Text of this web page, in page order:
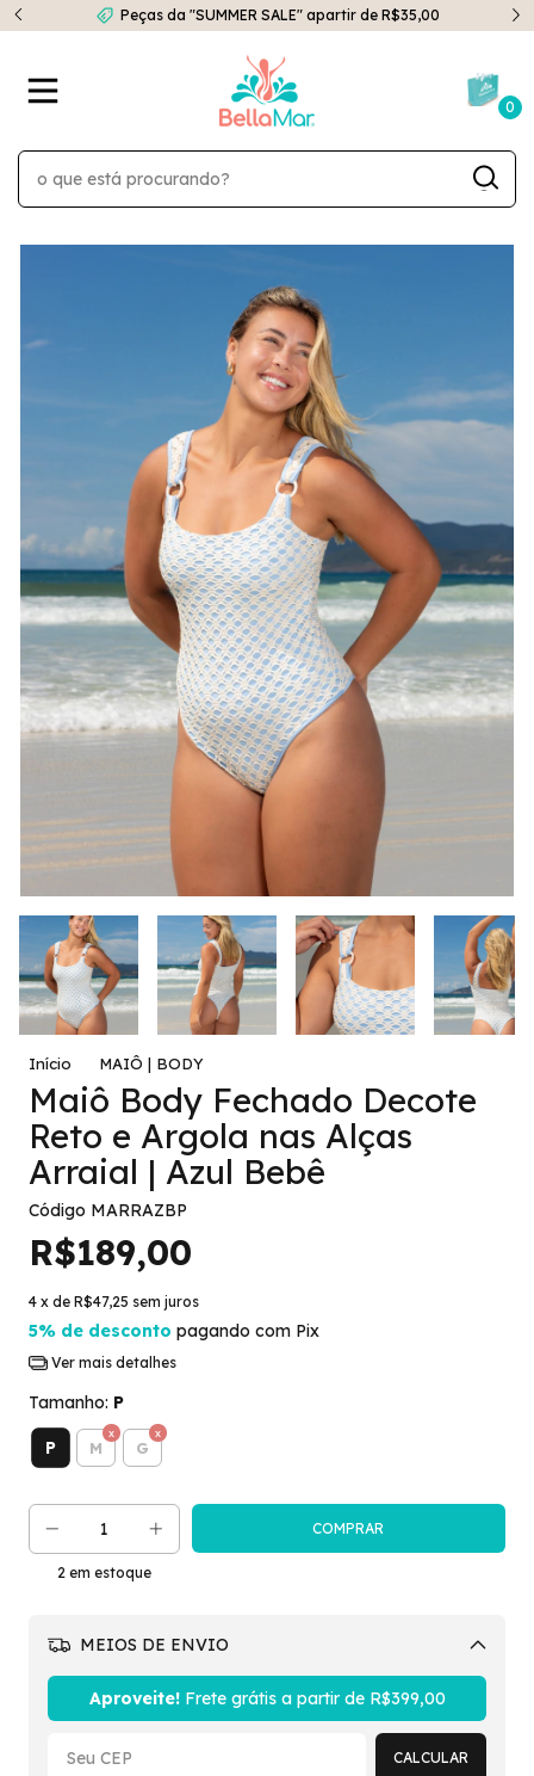
Peças da "SUMMER SALE" apartir de R$35,00
0
Início MAIÔ | BODY
Maiô Body Fechado Decote
Reto e Argola nas Alças
Arraial | Azul Bebê
Código MARRAZBP
R$189,00
4 x de R$47,25 sem juros
5% de desconto pagando com Pix
Ver mais detalhes
Tamanho: P
P M G
2em estoque
MEIOS DE ENVIO
Aproveite!Frete grátis a partir de R$399,00
CALCULAR